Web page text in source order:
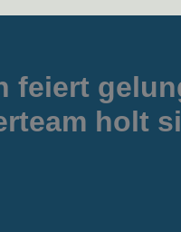
feiert
holt